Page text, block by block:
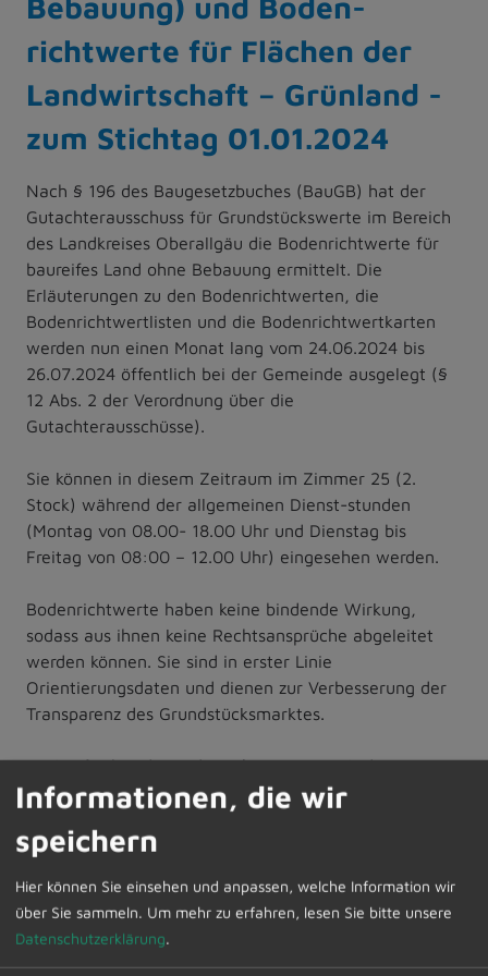
richtwerte für Flächen der
Landwirtschaft – Grünland -
zum Stichtag 01.01.2024
Nach § 196 des Baugesetzbuches (BauGB) hat der
Gutachterausschuss für Grundstückswerte im Bereich
des Landkreises Oberallgäu die Bodenrichtwerte für
baureifes Land ohne Bebauung ermittelt. Die
Erläuterungen zu den Bodenrichtwerten, die
Bodenrichtwertlisten und die Bodenrichtwertkarten
werden nun einen Monat lang vom 24.06.2024 bis
26.07.2024 öffentlich bei der Gemeinde ausgelegt (§
12 Abs. 2 der Verordnung über die
Gutachterausschüsse).
Sie können in diesem Zeitraum im Zimmer 25 (2.
Stock) während der allgemeinen Dienst-stunden
(Montag von 08.00- 18.00 Uhr und Dienstag bis
Freitag von 08:00 – 12.00 Uhr) eingesehen werden.
Bodenrichtwerte haben keine bindende Wirkung,
sodass aus ihnen keine Rechtsansprüche abgeleitet
werden können. Sie sind in erster Linie
Orientierungsdaten und dienen zur Verbesserung der
Transparenz des Grundstücksmarktes.
Auskunft über die Bodenrichtwerte erteilt die
Geschäftsstelle des Gutachterausschusses beim
Landratsamt Oberallgäu in Sonthofen, Oberallgäuer
Platz 2, Zimmer-Nr. 2.22 (ehem. Spar-
-612489.
Schriftliche Bodenrichtwertauskünfte können im
Informationen, die wir
speichern
Hier können Sie einsehen und anpassen, welche Information wir
über Sie sammeln. Um mehr zu erfahren, lesen Sie bitte unsere
Datenschutzerklärung.